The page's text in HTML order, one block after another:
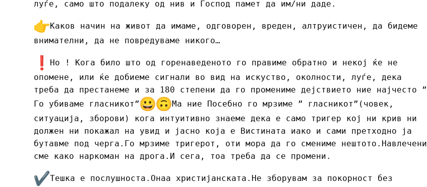
луѓе, само што подалеку од нив и Господ памет да им/ни даде.
Каков начин на живот да имаме, одговорен, вреден, алтруистичен, да бидеме
внимателни, да не повредуваме никого…
Но ! Кога било што од горенаведеното го правиме обратно и некој ќе не
опомене, или ќе добиеме сигнали во вид на искуство, околности, луѓе, дека
треба да престанеме и за 180 степени да го промениме дејствието ние најчесто ”
Го убиваме гласникот”
Ма ние Посебно го мрзиме ” гласникот”(човек,
ситуација, зборови) кога интуитивно знаеме дека е само тригер кој ни крив ни
должен ни покажал на увид и јасно која е Вистината иако и сами претходно ја
бутавме под черга.Го мрзиме тригерот, оти мора да го смениме нештото.Навлечени
сме како наркоман на дрога.И сега, тоа треба да се промени.
Тешка е послушноста.Онаа христијанската.Не зборувам за покорност без